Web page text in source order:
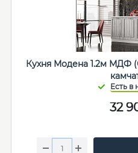
Кухня Модена 1.2м МДФ
32